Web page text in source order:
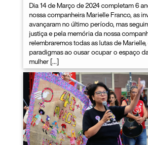
Dia 14 de Março de 2024 completam 6
nossa companheira Marielle Franco, as
avançaram no último período, mas
justiça e pela memória da nossa
relembraremos todas as lutas de
paradigmas ao ousar ocupar o espaço
mulher […]